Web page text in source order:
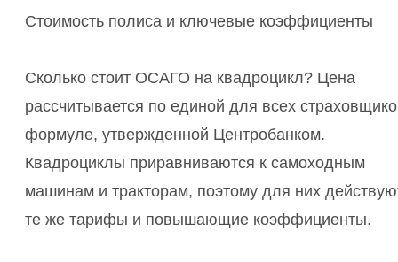
Стоимость полиса и ключевые коэффициенты
Сколько стоит ОСАГО на квадроцикл? Цена
рассчитывается по единой для всех
формуле, утвержденной Центробанком.
Квадроциклы приравниваются к самоходным
машинам и тракторам, поэтому для них
те же тарифы и повышающие коэффициенты.